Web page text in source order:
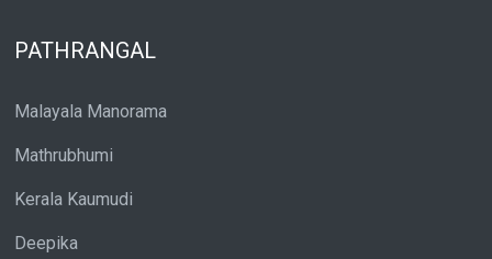
PATHRANGAL
Malayala Manorama
Mathrubhumi
Kerala Kaumudi
Deepika